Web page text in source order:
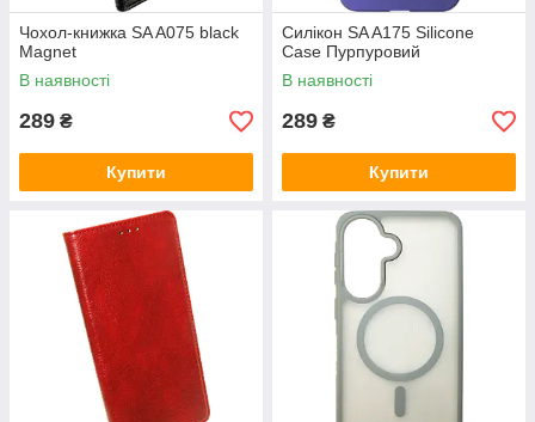
Чохол-книжка SA A075 black
Magnet
В наявності
289 ₴
Купити
Силікон SA A175 Silicone
Case Пурпуровий
В наявності
289 ₴
Купити